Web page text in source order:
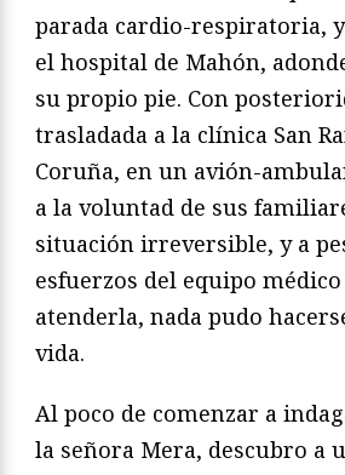
parada cardio-respiratoria,
el hospital de Mahón,
su propio pie. Con
trasladada a la clínica San
Coruña, en un avión-
a la voluntad de sus
situación irreversible, y a
esfuerzos del equipo
atenderla, nada pudo
vida.
Al poco de comenzar a
la señora Mera, descubro a